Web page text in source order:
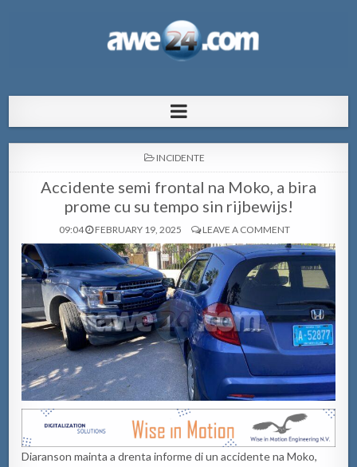
pa Aruba
POSTED
INCIDENTE
Accidente semi frontal na Moko, a bira
prome cu su tempo sin rijbewijs!
09:04 FEBRUARY 19, 2025 LEAVE A COMMENT
Diaranson mainta a drenta informe di un accidente na Moko,